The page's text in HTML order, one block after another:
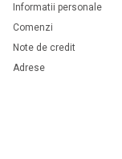
Informatii personale
Comenzi
Note de credit
Adrese